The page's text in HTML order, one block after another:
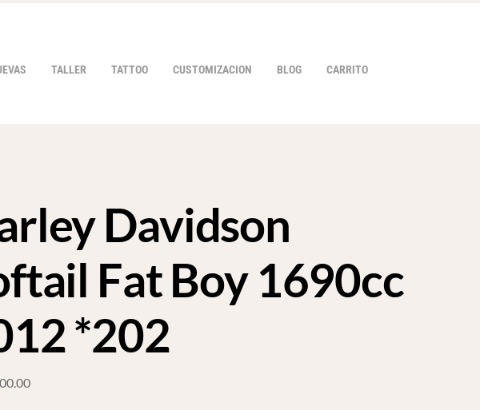
TALLER TATTOO CUSTOMIZACION BLOG CARRITO
Davidson
Fat Boy 1690cc
*202